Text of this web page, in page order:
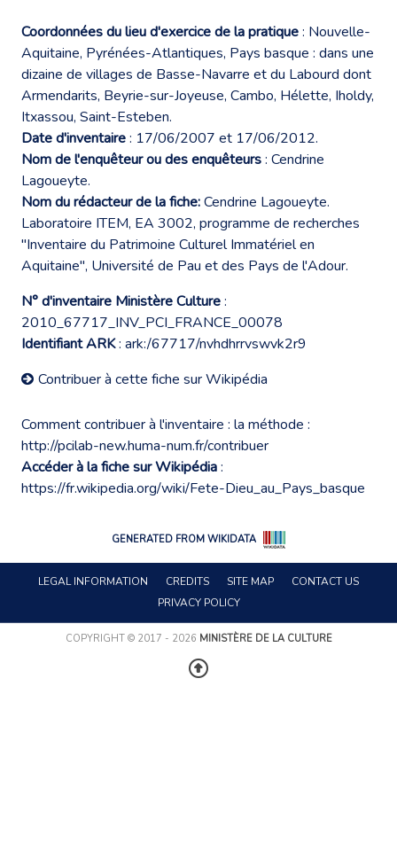
Coordonnées du lieu d'exercice de la pratique: Nouvelle-
Aquitaine, Pyrénées-Atlantiques, Pays basque : dans une
dizaine de villages de Basse-Navarre et du Labourd dont
Armendarits, Beyrie-sur-Joyeuse, Cambo, Hélette, Iholdy,
Itxassou, Saint-Esteben.
Date d'inventaire: 17/06/2007 et 17/06/2012.
Nom de l'enquêteur ou des enquêteurs: Cendrine
Lagoueyte.
Nom du rédacteur de la fiche:Cendrine Lagoueyte.
Laboratoire ITEM, EA 3002, programme de recherches
"Inventaire du Patrimoine Culturel Immatériel en
Aquitaine", Université de Pau et des Pays de l'Adour.
N° d'inventaire Ministère Culture:
2010_67717_INV_PCI_FRANCE_00078
Identifiant ARK: ark:/67717/nvhdhrrvswvk2r9
Contribuer à cette fiche sur Wikipédia
Comment contribuer à l'inventaire : la méthode :
http://pcilab-new.huma-num.fr/contribuer
Accéder à la fiche sur Wikipédia:
https://fr.wikipedia.org/wiki/Fete-Dieu_au_Pays_basque
GENERATED FROM WIKIDATA
LEGAL INFORMATION CREDITS SITE MAP
CONTACT US
PRIVACY POLICY
COPYRIGHT © 2017 - 2026 MINISTÈRE DE LA CULTURE